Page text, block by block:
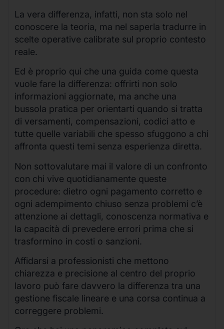
La vera differenza, infatti, non sta solo nel
conoscere la teoria, ma nel saperla tradurre in
scelte operative calibrate sul proprio contesto
reale.
Ed è proprio qui che una guida come questa
vuole fare la differenza: offrirti non solo
informazioni aggiornate, ma anche una
bussola pratica per orientarti quando si tratta
di versamenti, compensazioni, codici atto e
tutte quelle variabili che spesso sfuggono a chi
affronta questi temi senza esperienza diretta.
Non sottovalutare mai il valore di un confronto
con chi vive quotidianamente queste
procedure: dietro ogni pagamento corretto e
ogni adempimento chiuso senza problemi c’è
attenzione ai dettagli, conoscenza normativa e
la capacità di prevedere errori prima che si
trasformino in costi o sanzioni.
Affidarsi a professionisti che mettono
chiarezza e precisione al centro del proprio
lavoro può fare davvero la differenza tra una
gestione fiscale lineare e una corsa continua a
correggere problemi.